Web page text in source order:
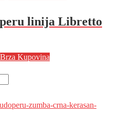
linija Libretto
Brza Kupovina